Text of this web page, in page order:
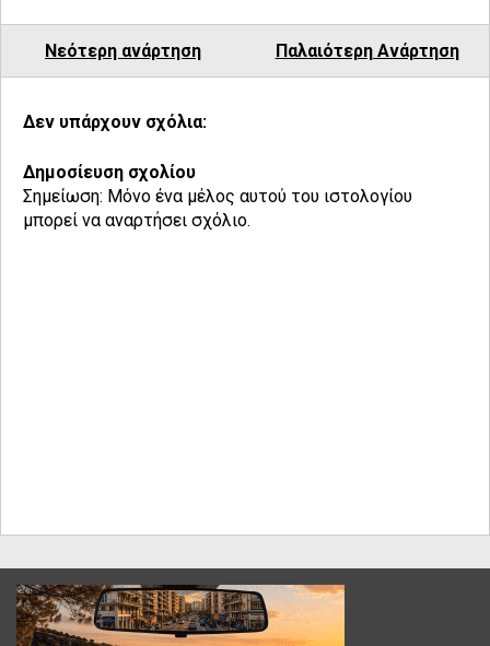
Νεότερη ανάρτηση Παλαιότερη Ανάρτηση
Δεν υπάρχουν σχόλια:
Δημοσίευση σχολίου
Σημείωση: Μόνο ένα μέλος αυτού του ιστολογίου
μπορεί να αναρτήσει σχόλιο.